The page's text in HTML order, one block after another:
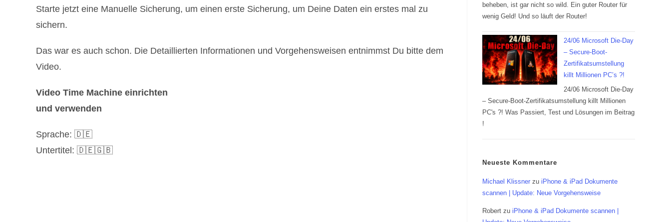
Starte jetzt eine Manuelle Sicherung, um einen erste Sicherung, um Deine Daten ein erstes mal zu
sichern.
Das war es auch schon. Die Detaillierten Informationen und Vorgehensweisen entnimmst Du bitte dem
Video.
Video Time Machine einrichten
und verwenden
Sprache: 🇩🇪
Untertitel: 🇩🇪🇬🇧
beheben, ist gar nicht so wild. Ein guter Router für
wenig Geld! Und so läuft der Router!
24/06 Microsoft Die-Day
– Secure-Boot-
Zertifikatsumstellung
killt Millionen PC’s ?!
24/06 Microsoft Die-Day
– Secure-Boot-Zertifikatsumstellung killt Millionen
PC's ?! Was Passiert, Test und Lösungen im Beitrag
!
Neueste Kommentare
Michael Klissner zu iPhone & iPad Dokumente
scannen | Update: Neue Vorgehensweise
Robert zu iPhone & iPad Dokumente scannen |